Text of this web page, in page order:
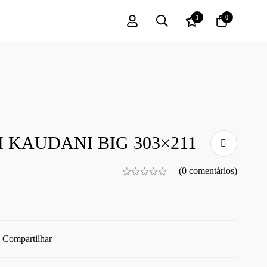
1 0
BIG 303×211
(0 comentários)
Compartilhar